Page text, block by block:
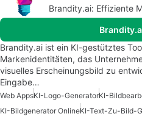
Brandity.ai: Effiziente
Brandity.ai ist ein KI-gestütztes
Markenidentitäten, das
visuelles Erscheinungsbild zu
Eingabe…
Web AppsKI-Logo-GeneratorKI-
KI-Bildgenerator OnlineKI-Text-Zu-Bild-